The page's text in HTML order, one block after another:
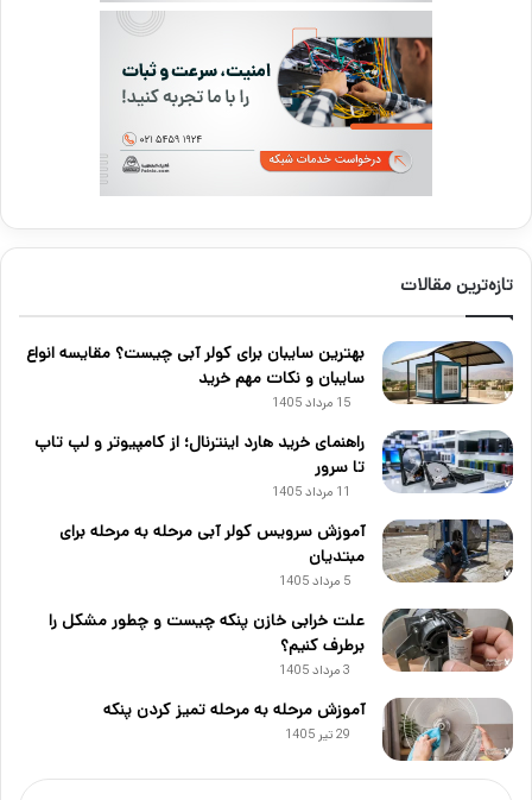
تازه‌ترین مقالات
بهترین سایبان برای کولر آبی چیست؟ مقایسه انواع
سایبان و نکات مهم خرید
15 مرداد 1405
راهنمای خرید هارد اینترنال؛ از کامپیوتر و لپ تاپ
تا سرور
11 مرداد 1405
آموزش سرویس کولر آبی مرحله به مرحله برای
مبتدیان
5 مرداد 1405
علت خرابی خازن پنکه چیست و چطور مشکل را
برطرف کنیم؟
3 مرداد 1405
آموزش مرحله به مرحله تمیز کردن پنکه
29 تیر 1405